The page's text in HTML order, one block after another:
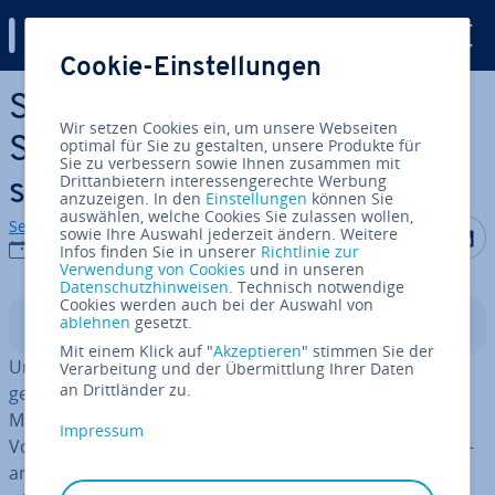
Zum Haupt­in­halt springen
SEO für Blogs: So op­ti­mie­ren
Sie Ihren Blog für Such­ma­
schi­nen
Sebastian Mews
06.08.2019
Auf Auf
In­halts­ver­zeich­nis
Um In­ter­es­sen­ten oder Kunden für ein Produkt zu
gewinnen, müssen Sie auch Zeit und Aufwand ins
Marketing in­ves­tie­ren: Ein Au­to­her­stel­ler muss die
Vorzüge seines neuesten Wagens ebenso durch Wer­be­
an­zei­gen, TV-Clips und Ra­dio­bei­trä­ge be­kannt­ma­chen,
Cookie-Einstellungen
Wir setzen Cookies ein, um unsere Webseiten
optimal für Sie zu gestalten, unsere Produkte für
Sie zu verbessern sowie Ihnen zusammen mit
Drittanbietern interessengerechte Werbung
anzuzeigen. In den Einstellungen können Sie
auswählen, welche Cookies Sie zulassen wollen,
sowie Ihre Auswahl jederzeit ändern. Weitere
Infos finden Sie in unserer Richtlinie zur
Verwendung von Cookies und in unseren
Datenschutzhinweisen. Technisch notwendige
Cookies werden auch bei der Auswahl von
ablehnen gesetzt.
Mit einem Klick auf "Akzeptieren" stimmen Sie der
Verarbeitung und der Übermittlung Ihrer Daten
an Drittländer zu.
Impressum